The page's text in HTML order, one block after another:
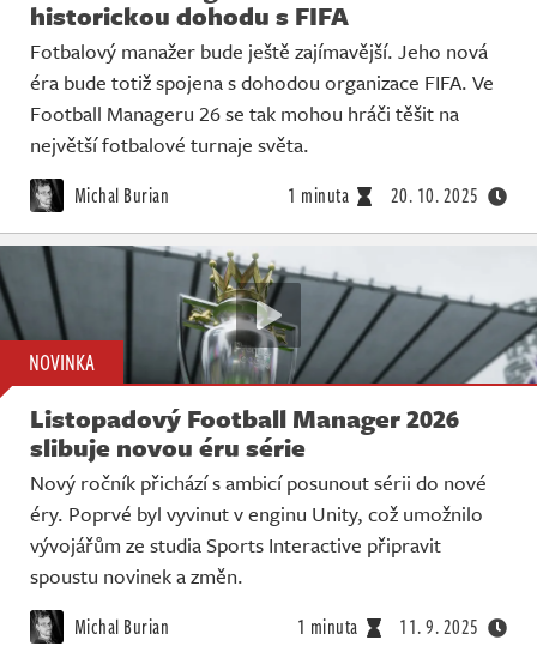
historickou dohodu s FIFA
Fotbalový manažer bude ještě zajímavější. Jeho nová
éra bude totiž spojena s dohodou organizace FIFA. Ve
Football Manageru 26 se tak mohou hráči těšit na
největší fotbalové turnaje světa.
Michal Burian 1 minuta 20. 10. 2025
NOVINKA
Listopadový Football Manager 2026
slibuje novou éru série
Nový ročník přichází s ambicí posunout sérii do nové
éry. Poprvé byl vyvinut v enginu Unity, což umožnilo
vývojářům ze studia Sports Interactive připravit
spoustu novinek a změn.
Michal Burian 1 minuta 11. 9. 2025